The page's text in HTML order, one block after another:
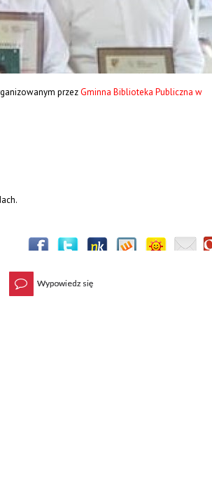
przezGminna Biblioteka Publiczna w
Wypowiedz się